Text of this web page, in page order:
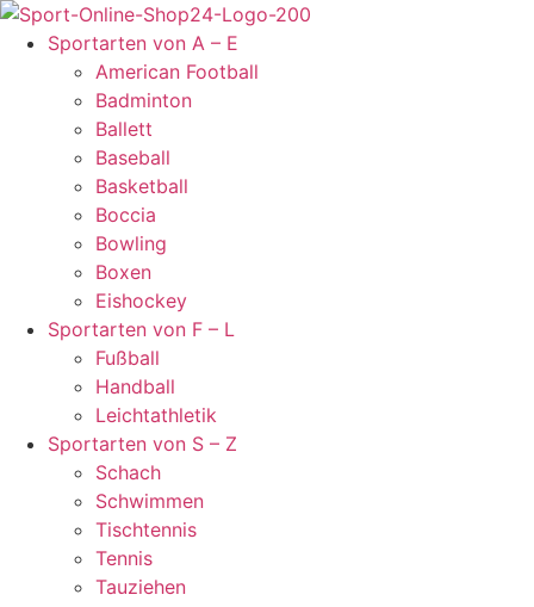
Zum
Inhalt
springen
Sportarten von A – E
American Football
Badminton
Ballett
Baseball
Basketball
Boccia
Bowling
Boxen
Eishockey
Sportarten von F – L
Fußball
Handball
Leichtathletik
Sportarten von S – Z
Schach
Schwimmen
Tischtennis
Tennis
Tauziehen